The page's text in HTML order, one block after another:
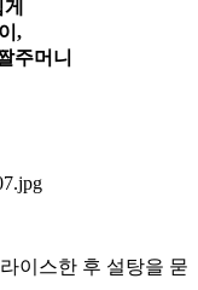
게
,
주머니
이스한 후 설탕을 묻